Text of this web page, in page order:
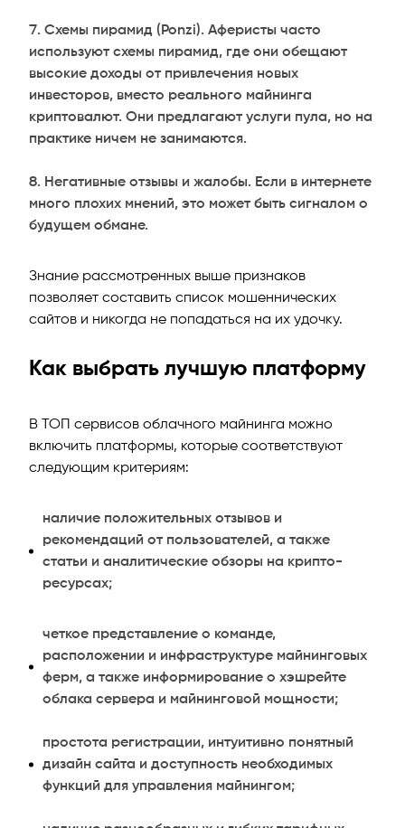
Схемы пирамид (Ponzi). Аферисты часто
используют схемы пирамид, где они обещают
высокие доходы от привлечения новых
инвесторов, вместо реального майнинга
криптовалют. Они предлагают услуги пула, но на
практике ничем не занимаются.
Негативные отзывы и жалобы. Если в интернете
много плохих мнений, это может быть сигналом о
будущем обмане.
Знание рассмотренных выше признаков
позволяет составить список мошеннических
сайтов и никогда не попадаться на их удочку.
Как выбрать лучшую платформу
В ТОП сервисов облачного майнинга можно
включить платформы, которые соответствуют
следующим критериям:
наличие положительных отзывов и
рекомендаций от пользователей, а также
статьи и аналитические обзоры на крипто-
ресурсах;
четкое представление о команде,
расположении и инфраструктуре майнинговых
ферм, а также информирование о хэшрейте
облака сервера и майнинговой мощности;
простота регистрации, интуитивно понятный
дизайн сайта и доступность необходимых
функций для управления майнингом;